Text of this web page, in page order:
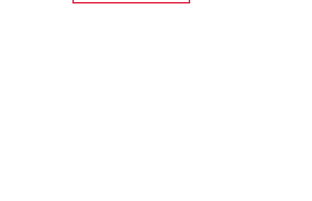
ARCHIVIO STORICO - ASAC